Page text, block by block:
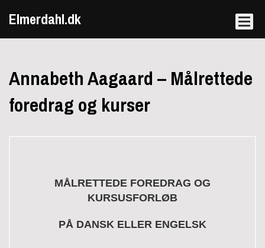
Elmerdahl.dk
Annabeth Aagaard – Målrettede
foredrag og kurser
MÅLRETTEDE FOREDRAG OG
KURSUSFORLØB
PÅ DANSK ELLER ENGELSK